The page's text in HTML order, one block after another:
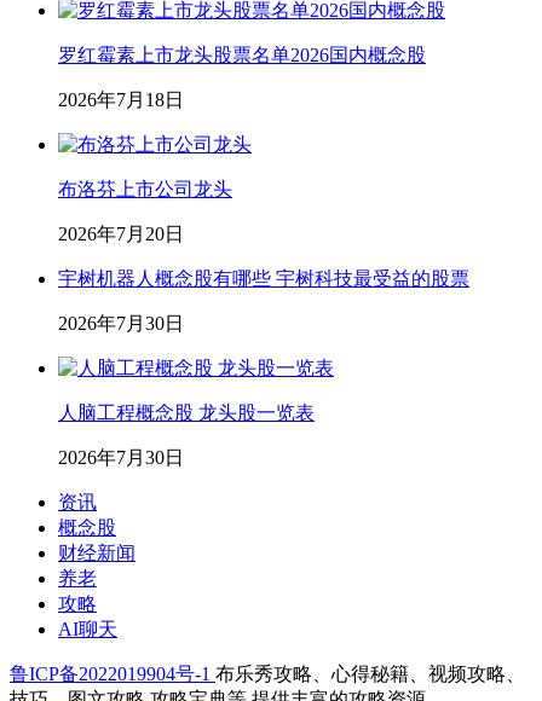
罗红霉素上市龙头股票名单2026国内概念股
2026年7月18日
布洛芬上市公司龙头
2026年7月20日
宇树机器人概念股有哪些 宇树科技最受益的股票
2026年7月30日
人脑工程概念股 龙头股一览表
2026年7月30日
资讯
概念股
财经新闻
养老
攻略
AI聊天
鲁ICP备2022019904号-1 布乐秀攻略、心得秘籍、视频攻略、